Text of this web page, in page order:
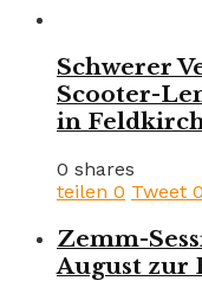
Schwerer
Scooter-
in
0 shares
teilen 0 Tweet 0
Zemm-
August zur